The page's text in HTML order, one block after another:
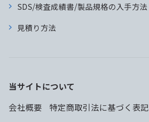
SDS/検査成績書/製品規格の入手方法
見積り方法
当サイトについて
会社概要
特定商取引法に基づく表記